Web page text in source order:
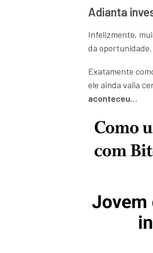
Adianta
Infelizmente,
da oportunidade.
Exatamente
ele ainda valia
aconteceu…